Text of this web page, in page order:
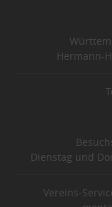
Hermann-
Dienstag und
Vereins-